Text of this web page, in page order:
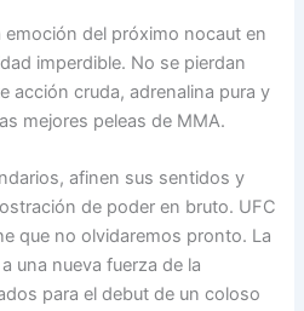
emoción del próximo nocaut en
imperdible. No se pierdan
acción cruda, adrenalina pura y
mejores peleas de MMA.
afinen sus sentidos y
de poder en bruto. UFC
que no olvidaremos pronto. La
una nueva fuerza de la
para el debut de un coloso